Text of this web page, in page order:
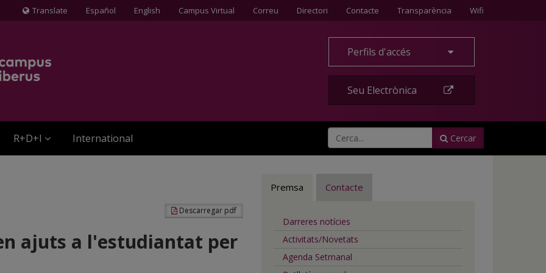
Icona
Translate Español English Campus Virtual Correu Directori Contacte
Contacte Transparència Wifi
Perfils d'accés
Seu Electrònica
R+D+I International Cercar
Descarregar pdf
ajuts a l'estudiantat per
Premsa Contacte
Darreres notícies
Activitats/Novetats
Agenda Setmanal